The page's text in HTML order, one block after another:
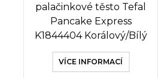
palačinkové těsto Tefal
Pancake Express
K1844404 Korálový/Bílý
VÍCE INFORMACÍ